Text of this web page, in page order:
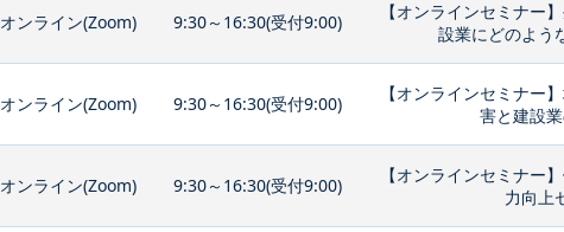
オンライン(Zoom) 9:30～16:30(受付9:00)
【オンラインセミナー
設業にどのよう
オンライン(Zoom) 9:30～16:30(受付9:00)
【オンラインセミナー
害と建設
オンライン(Zoom) 9:30～16:30(受付9:00)
【オンラインセミナー
力向上